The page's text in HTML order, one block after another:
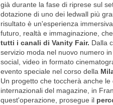
già durante la fase di riprese sul
dotazione di uno dei ledwall più
risultato è un'esperienza
futuro, realtà e immaginazione,
tutti i canali di Vanity Fair. Dalla
servizio moda nel nuovo numero
social, video in formato
evento speciale nel corso della
Un progetto che toccherà anche le
internazionali del magazine, in
quest'operazione, prosegue il